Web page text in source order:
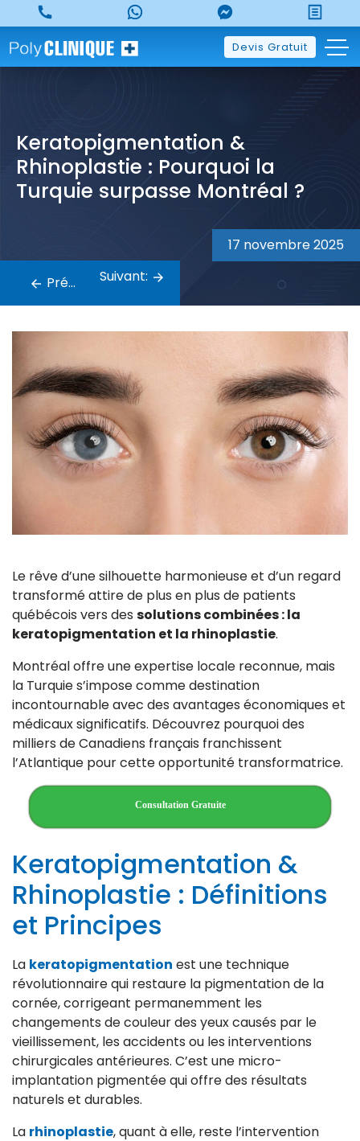
to
content
Devis Gratuit
Keratopigmentation &
Rhinoplastie : Pourquoi la
Turquie surpasse Montréal ?
17 novembre 2025
de
l’article
Précédent: Suivant:
Le rêve d’une silhouette harmonieuse et d’un regard
transformé attire de plus en plus de patients
québécois vers des solutions combinées : la
keratopigmentation et la rhinoplastie.
Montréal offre une expertise locale reconnue, mais
la Turquie s’impose comme destination
incontournable avec des avantages économiques et
médicaux significatifs. Découvrez pourquoi des
milliers de Canadiens français franchissent
l’Atlantique pour cette opportunité transformatrice.
Consultation Gratuite
Keratopigmentation &
Rhinoplastie : Définitions
et Principes
La keratopigmentation est une technique
révolutionnaire qui restaure la pigmentation de la
cornée, corrigeant permanemment les
changements de couleur des yeux causés par le
vieillissement, les accidents ou les interventions
chirurgicales antérieures. C’est une micro-
implantation pigmentée qui offre des résultats
naturels et durables.
La rhinoplastie, quant à elle, reste l’intervention